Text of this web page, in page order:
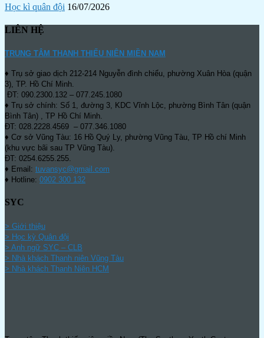
Học kì quân đội 16/07/2026
LIÊN HỆ
TRUNG TÂM THANH THIẾU NIÊN MIỀN NAM
♦ Trụ sở giao dịch 212-214 Nguyễn đình chiểu, phường Xuân Hòa (quận
3), TP. Hồ Chí Minh.
ĐT: 090.2300.132 – 077.245.1080
♦ Trụ sở chính: Số 1, đường 3, KDC Vĩnh Lộc, phường Bình Tân (quận
Bình Tân) , TP Hồ Chí Minh.
ĐT: 028.2228.4569 – 077.346.1080
♦ Cơ sở Vũng Tàu: 16 Hồ Quý Ly, phường Vũng Tàu, TP Hồ chí Minh
(khu vực bãi sau TP Vũng Tàu).
ĐT: 0254.6255.255.
♦ Email: tuvansyc@gmail.com
♦ Hotline: 0902 300 132
SYC
> Giới thiệu
> Học kỳ Quân đội
> Anh ngữ SYC – CLB
> Nhà khách Thanh niên Vũng Tàu
> Nhà khách Thanh Niên HCM